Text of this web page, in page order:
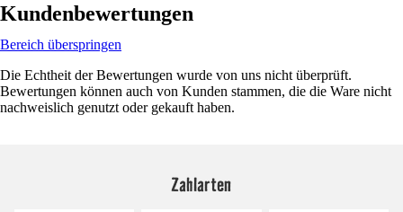
Kundenbewertungen
Bereich überspringen
Die Echtheit der Bewertungen wurde von uns nicht überprüft.
Bewertungen können auch von Kunden stammen, die die Ware nicht
nachweislich genutzt oder gekauft haben.
Zahlarten